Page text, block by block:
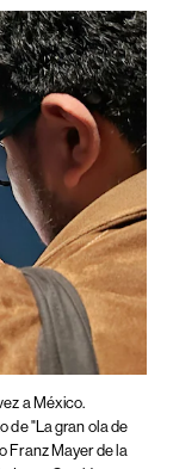
a México.
de "La gran ola de
Franz Mayer de la